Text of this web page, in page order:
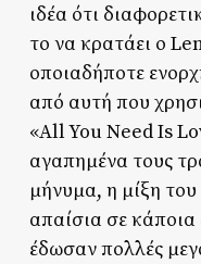
ιδέα ότι
το να κρατάει ο
οποιαδήποτε
από αυτή που
«All You Need Is
αγαπημένα τους
μήνυμα, η μίξη
απαίσια σε
έδωσαν πολλές